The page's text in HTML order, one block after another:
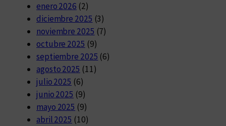
enero 2026 (2)
diciembre 2025 (3)
noviembre 2025 (7)
octubre 2025 (9)
septiembre 2025 (6)
agosto 2025 (11)
julio 2025 (6)
junio 2025 (9)
mayo 2025 (9)
abril 2025 (10)